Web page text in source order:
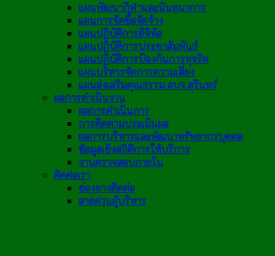
แผนพัฒนากีฬาและนันทนาการ
แผนการจัดซื้อจัดจ้าง
แผนปฏิบัติการดิจิทัล
แผนปฏิบัติการประชาสัมพันธ์
แผนปฏิบัติการป้องกันการทุจริต
แผนบริหารจัดการความเสี่ยง
แผนส่งเสริมคุณธรรม อบจ.สุรินทร์
ผลการดำเนินงาน
ผลการดำเนินการ
การติดตามประเมินผล
ผลการบริหารและพัฒนาทรัพยากรบุคคล
ข้อมูลเชิงสถิติการให้บริการ
งานตรวจสอบภายใน
ติดต่อเรา
ช่องทางติดต่อ
สายด่วนผู้บริหาร